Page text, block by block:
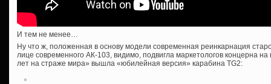
И тем не менее…
Ну что ж, положенная в основу модели современная реинкарнация
лице современного АК-103, видимо, подвигла маркетологов концерна
лет на страже мира» вышла «юбилейная версия» карабина TG2: